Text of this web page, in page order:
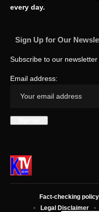
every day.
Sign Up for Our
Subscribe to our
Email address:
Fact-checking policy
Legal Disclaimer